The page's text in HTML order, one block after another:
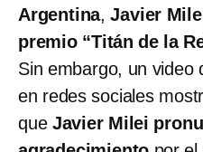
Argentina,Javier
premio “Titán de la
Sin embargo, un video
en redes sociales
que Javier Milei